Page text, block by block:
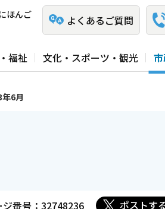
ほんご よくあるご質問
福祉 文化・スポーツ・観光
6月
ジ番号：32748236 ポストす